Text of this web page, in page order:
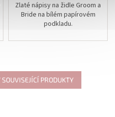
Zlaté nápisy na židle Groom a
Bride na bílém papírovém
podkladu.
PRODUKTY